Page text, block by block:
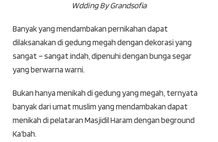
Wdding By Grandsofia
Banyak yang mendambakan pernikahan dapat
dilaksanakan di gedung megah dengan dekorasi yang
sangat – sangat indah, dipenuhi dengan bunga segar
yang berwarna warni.
Bukan hanya menikah di gedung yang megah, ternyata
banyak dari umat muslim yang mendambakan dapat
menikah di pelataran Masjidil Haram dengan beground
Ka’bah.